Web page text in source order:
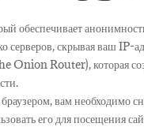
обеспечивает
серверов, скрывая ваш
Onion Router), которая
вам необходимо
его для посещения